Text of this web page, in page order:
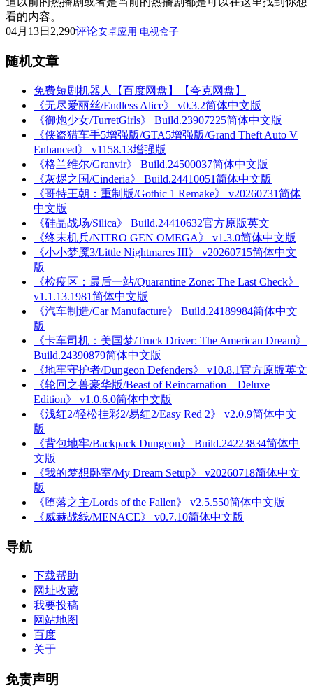
看的内容。
04月13日 2,290评论安卓应用 电视盒子
随机文章
免费短剧机器人【百度网盘】【夸克网盘】
《无尽爱丽丝/Endless Alice》 v0.3.2简体中文版
《御炮少女/TurretGirls》 Build.23907225简体中文版
《侠盗猎车手5增强版/GTA5增强版/Grand Theft Auto V
Enhanced》 v1158.13增强版
《格兰维尔/Granvir》 Build.24500037简体中文版
《灰烬之国/Cinderia》 Build.24410051简体中文版
《哥特王朝：重制版/Gothic 1 Remake》 v20260731简体
中文版
《硅晶战场/Silica》 Build.24410632官方原版英文
《终末机兵/NITRO GEN OMEGA》 v1.3.0简体中文版
《小小梦魇3/Little Nightmares III》 v20260715简体中文
版
《检疫区：最后一站/Quarantine Zone: The Last Check》
v1.1.13.1981简体中文版
《汽车制造/Car Manufacture》 Build.24189984简体中文
版
《卡车司机：美国梦/Truck Driver: The American Dream》
Build.24390879简体中文版
《地牢守护者/Dungeon Defenders》 v10.8.1官方原版英文
《轮回之兽豪华版/Beast of Reincarnation – Deluxe
Edition》 v1.0.6.0简体中文版
《浅红2/轻松挂彩2/易红2/Easy Red 2》 v2.0.9简体中文
版
《背包地牢/Backpack Dungeon》 Build.24223834简体中
文版
《我的梦想卧室/My Dream Setup》 v20260718简体中文
版
《堕落之主/Lords of the Fallen》 v2.5.550简体中文版
《威赫战线/MENACE》 v0.7.10简体中文版
导航
下载帮助
网址收藏
我要投稿
网站地图
百度
关于
免责声明